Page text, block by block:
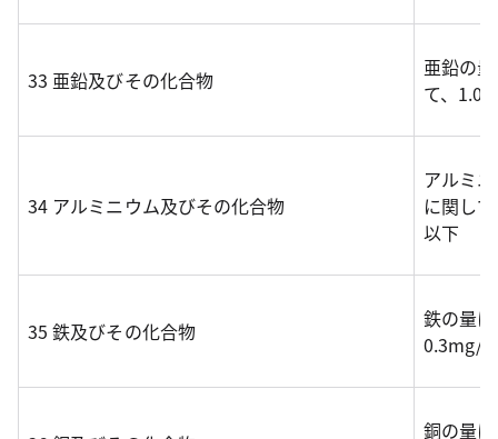
33 亜鉛及びその化合物
亜鉛の
て、
34 アルミニウム及びその化合物
アルミ
に関し
以下
35 鉄及びその化合物
鉄の量
0.3mg/L
銅の量